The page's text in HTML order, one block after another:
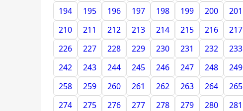
194
195 196 197 198 199 200 201
210
211 212 213 214 215 216 217
226
227 228 229 230 231 232 233
242
243 244 245 246 247 248 249
258
259 260 261 262 263 264 265
274
275 276 277 278 279 280 281